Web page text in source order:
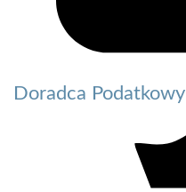
Doradca Podatkowy